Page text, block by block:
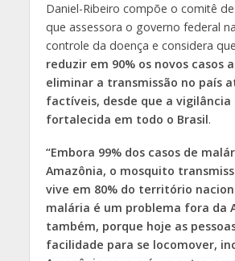
Daniel-Ribeiro compõe o comitê
que assessora o governo federal
controle da doença e considera que
reduzir em 90% os novos casos
eliminar a transmissão no país
factíveis, desde que a vigilância
fortalecida em todo o Brasil.
“Embora 99% dos casos de
Amazônia, o mosquito
vive em 80% do território
malária é um problema fora da
também, porque hoje as
facilidade para se locomover,